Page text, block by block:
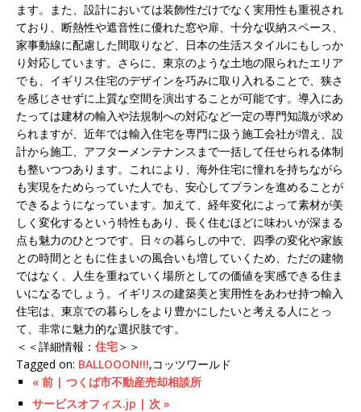
ます。また、設計においては装飾性だけでなく実用性も重視され
ており、断熱性や遮音性に優れた窓や扉、十分な収納スペース、
家事動線に配慮した間取りなど、日本の生活スタイルにもしっか
り対応しています。さらに、東京のような土地の限られたエリア
でも、イギリス住宅のデザインを巧みに取り入れることで、狭さ
を感じさせずに上質な空間を演出することが可能です。導入にあ
たっては建材の輸入や法規制への対応など一定の専門知識が求め
られますが、近年では輸入住宅を専門に扱う施工会社が増え、設
計から施工、アフターメンテナンスまで一括して任せられる体制
も整いつつあります。これにより、海外住宅に憧れを持ちながら
も実現をためらっていた人でも、安心してプランを進めることが
できるようになっています。加えて、経年変化によって素材が美
しく変化するという特性もあり、長く住むほどに味わいが深まる
点も魅力のひとつです。日々の暮らしの中で、四季の変化や家族
との時間とともに住まいの風合いも増していくため、ただの建物
ではなく、人生を重ねていく場所としての価値を実感できる住ま
いになるでしょう。イギリスの建築美と実用性をあわせ持つ輸入
住宅は、東京での暮らしをより豊かにしたいと考える人にとっ
て、非常に魅力的な選択肢です。
＜＜詳細情報： 住宅＞＞
Tagged on: BALLOOON!!!,コッツワールド
« 前 | つくば市不動産売却相談所
サービスオフィス.jp | 次 »